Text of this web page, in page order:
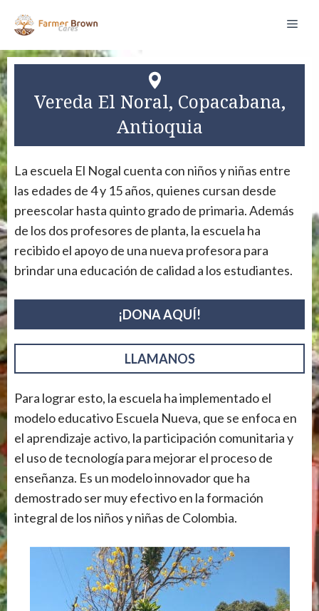
contenido
Vereda El Noral, Copacabana,
Antioquia
La escuela El Nogal cuenta con niños y niñas entre
las edades de 4 y 15 años, quienes cursan desde
preescolar hasta quinto grado de primaria. Además
de los dos profesores de planta, la escuela ha
recibido el apoyo de una nueva profesora para
brindar una educación de calidad a los estudiantes.
¡DONA AQUÍ!
LLAMANOS
Para lograr esto, la escuela ha implementado el
modelo educativo Escuela Nueva, que se enfoca en
el aprendizaje activo, la participación comunitaria y
el uso de tecnología para mejorar el proceso de
enseñanza. Es un modelo innovador que ha
demostrado ser muy efectivo en la formación
integral de los niños y niñas de Colombia.